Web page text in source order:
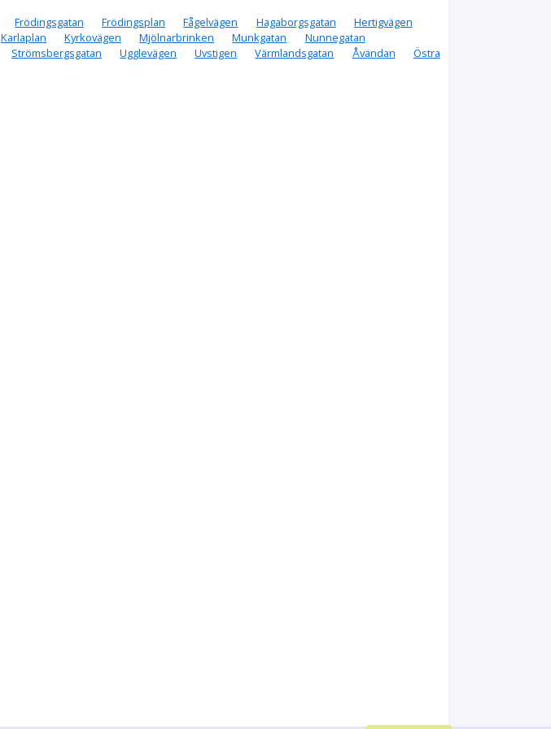
Frödingsgatan Frödingsplan Fågelvägen Hagaborgsgatan
Hertigvägen
Karlaplan Kyrkovägen Mjölnarbrinken Munkgatan
Nunnegatan
Strömsbergsgatan Ugglevägen Uvstigen Värmlandsgatan Åvändan
Östra